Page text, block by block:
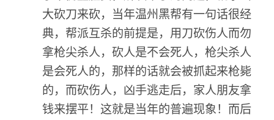
大砍刀来砍，当年温州黑帮有一句话很经
典，帮派互杀的前提是，用刀砍伤人而勿
拿枪尖杀人，砍人是不会死人，枪尖杀人
是会死人的，那样的话就会被抓起来枪毙
的，而砍伤人，凶手逃走后，家人朋友拿
钱来摆平！这就是当年的普遍现象！而后